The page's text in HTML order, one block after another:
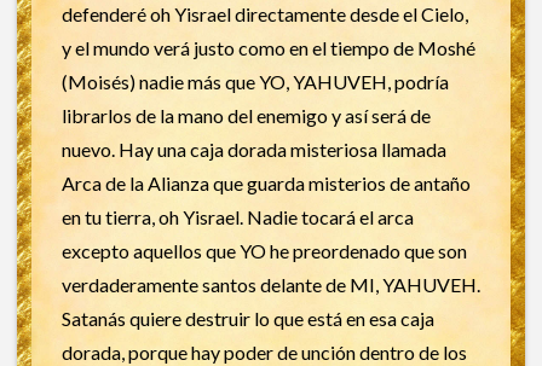
defenderé oh Yisrael directamente desde el Cielo,
y el mundo verá justo como en el tiempo de Moshé
(Moisés) nadie más que YO, YAHUVEH, podría
librarlos de la mano del enemigo y así será de
nuevo. Hay una caja dorada misteriosa llamada
Arca de la Alianza que guarda misterios de antaño
en tu tierra, oh Yisrael. Nadie tocará el arca
excepto aquellos que YO he preordenado que son
verdaderamente santos delante de MI, YAHUVEH.
Satanás quiere destruir lo que está en esa caja
dorada, porque hay poder de unción dentro de los